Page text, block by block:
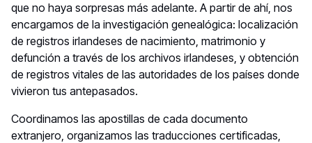
que no haya sorpresas más adelante. A partir de ahí, nos
encargamos de la investigación genealógica: localización
de registros irlandeses de nacimiento, matrimonio y
defunción a través de los archivos irlandeses, y obtención
de registros vitales de las autoridades de los países donde
vivieron tus antepasados.
Coordinamos las apostillas de cada documento
extranjero, organizamos las traducciones certificadas,